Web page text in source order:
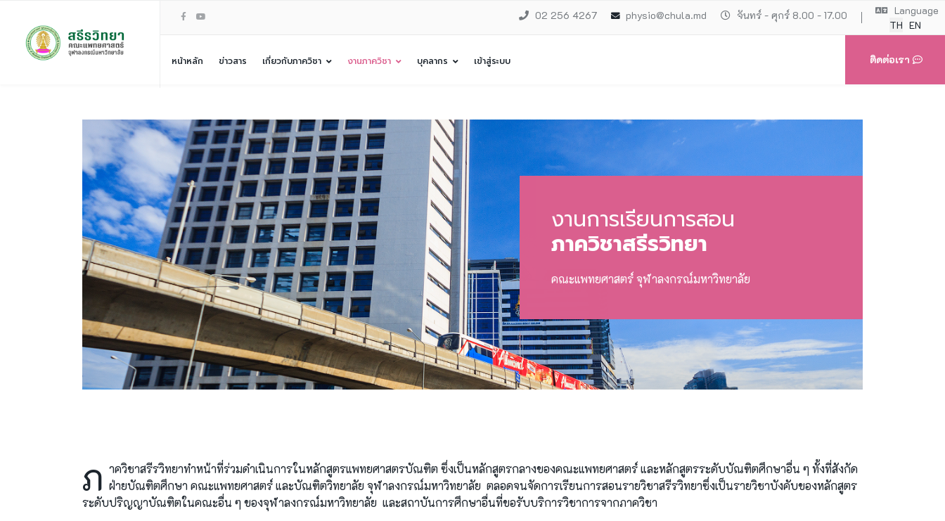
Language
TH EN
02 256 4267 physio@chula.md จันทร์ - ศุกร์ 8.00 - 17.00
ติดต่อเรา
หน้าหลัก ข่าวสาร เกี่ยวกับภาควิชา งานภาควิชา บุคลากร เข้าสู่ระบบ
งานการเรียนการสอน
ภาควิชาสรีรวิทยา
คณะแพทยศาสตร์ จุฬาลงกรณ์มหาวิทยาลัย
ภ าควิชาสรีรวิทยาทำหน้าที่ร่วมดำเนินการในหลักสูตรแพทยศาสตรบัณฑิต ซึ่งเป็นหลักสูตรกลางของคณะแพทยศาสตร์ และหลักสูตรระดับบัณฑิตศึกษาอื่น ๆ ทั้งที่สังกัด
ฝ่ายบัณฑิตศึกษา คณะแพทยศาสตร์ และบัณฑิตวิทยาลัย จุฬาลงกรณ์มหาวิทยาลัย ตลอดจนจัดการเรียนการสอนรายวิชาสรีรวิทยาซึ่งเป็นรายวิชาบังคับของหลักสูตร
ระดับปริญญาบัณฑิตในคณะอื่น ๆ ของจุฬาลงกรณ์มหาวิทยาลัย และสถาบันการศึกษาอื่นที่ขอรับบริการวิชาการจากภาควิชา